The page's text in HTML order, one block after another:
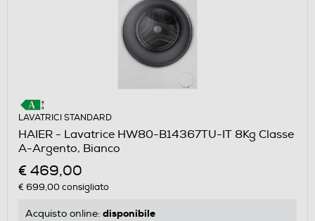
LAVATRICI STANDARD
HAIER - Lavatrice HW80-B14367TU-IT 8Kg Classe
A-Argento, Bianco
€ 469,00
€ 699,00consigliato
Acquisto online: disponibile